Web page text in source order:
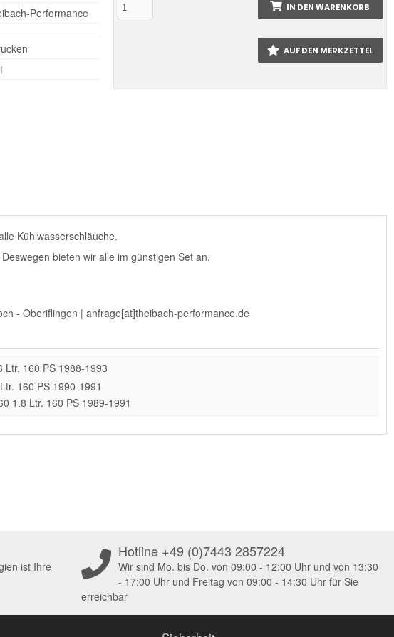
IN DEN WARENKORB
AUF DEN MERKZETTEL
Performance
Kühlwasserschläuche.
bieten wir alle im günstigen Set an.
- Oberiflingen | anfrage[at]theibach-performance.de
Ltr. 160 PS 1988-1993
160 PS 1990-1991
1.8 Ltr. 160 PS 1989-1991
ist Ihre
Hotline +49 (0)7443 2857224
Wir sind Mo. bis Do. von 09:00 - 12:00 Uhr und von 13:30
- 17:00 Uhr und Freitag von 09:00 - 14:30 Uhr für Sie
erreichbar